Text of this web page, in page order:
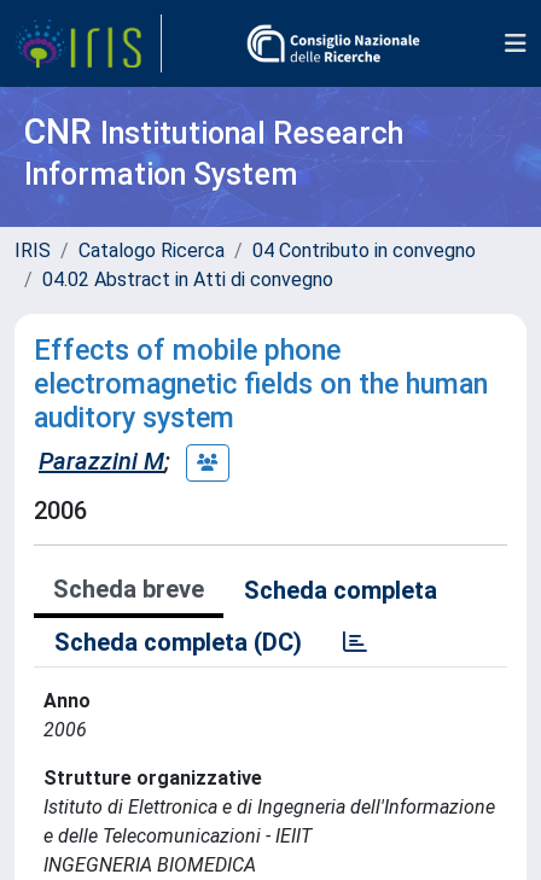
CNR Institutional Research
Information System
IRIS Catalogo Ricerca
04 Contributo in convegno
04.02 Abstract in Atti di convegno
Effects of mobile phone
electromagnetic fields on the human
auditory system
Parazzini M;
2006
Scheda breve
Scheda completa
Scheda completa (DC)
Anno
2006
Strutture organizzative
Istituto di Elettronica e di Ingegneria dell'Informazione
e delle Telecomunicazioni - IEIIT
INGEGNERIA BIOMEDICA